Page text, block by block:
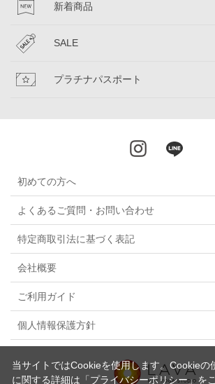
新着商品
SALE
プラチナパスポート
初めての方へ
よくあるご質問・お問い合わせ
特定商取引法に基づく表記
会社概要
ご利用ガイド
個人情報保護方針
当サイトではCookieを使用します。Cookieの
に関する詳細は 「プライバシーポリシー」を